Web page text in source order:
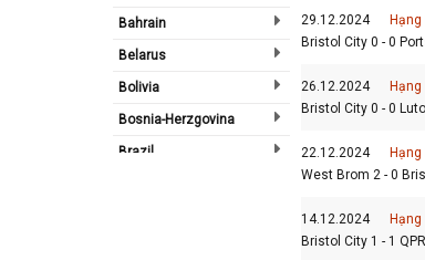
Bahrain
Belarus
Bolivia
Bosnia-Herzgovina
Brazil
29.12.2024
Hạng
Bristol City 0 - 0
26.12.2024
Hạng
Bristol City 0 - 0
22.12.2024
Hạng
West Brom 2 - 0
14.12.2024
Hạng
Bristol City 1 - 1 QPR